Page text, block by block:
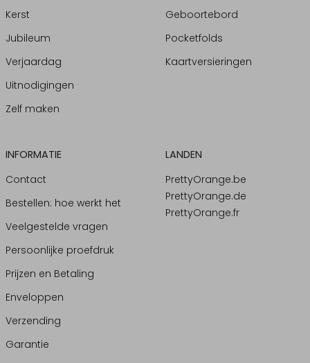
Kerst
Jubileum
Verjaardag
Uitnodigingen
Zelf maken
Geboortebord
Pocketfolds
Kaartversieringen
INFORMATIE
Contact
Bestellen: hoe werkt het
Veelgestelde vragen
Persoonlijke proefdruk
Prijzen en Betaling
Enveloppen
Verzending
Garantie
LANDEN
PrettyOrange.be
PrettyOrange.de
PrettyOrange.fr